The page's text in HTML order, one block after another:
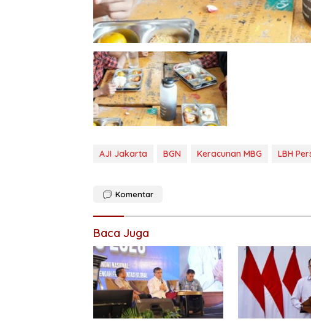
AJI Jakarta BGN Keracunan MBG LBH
Komentar
Baca Juga